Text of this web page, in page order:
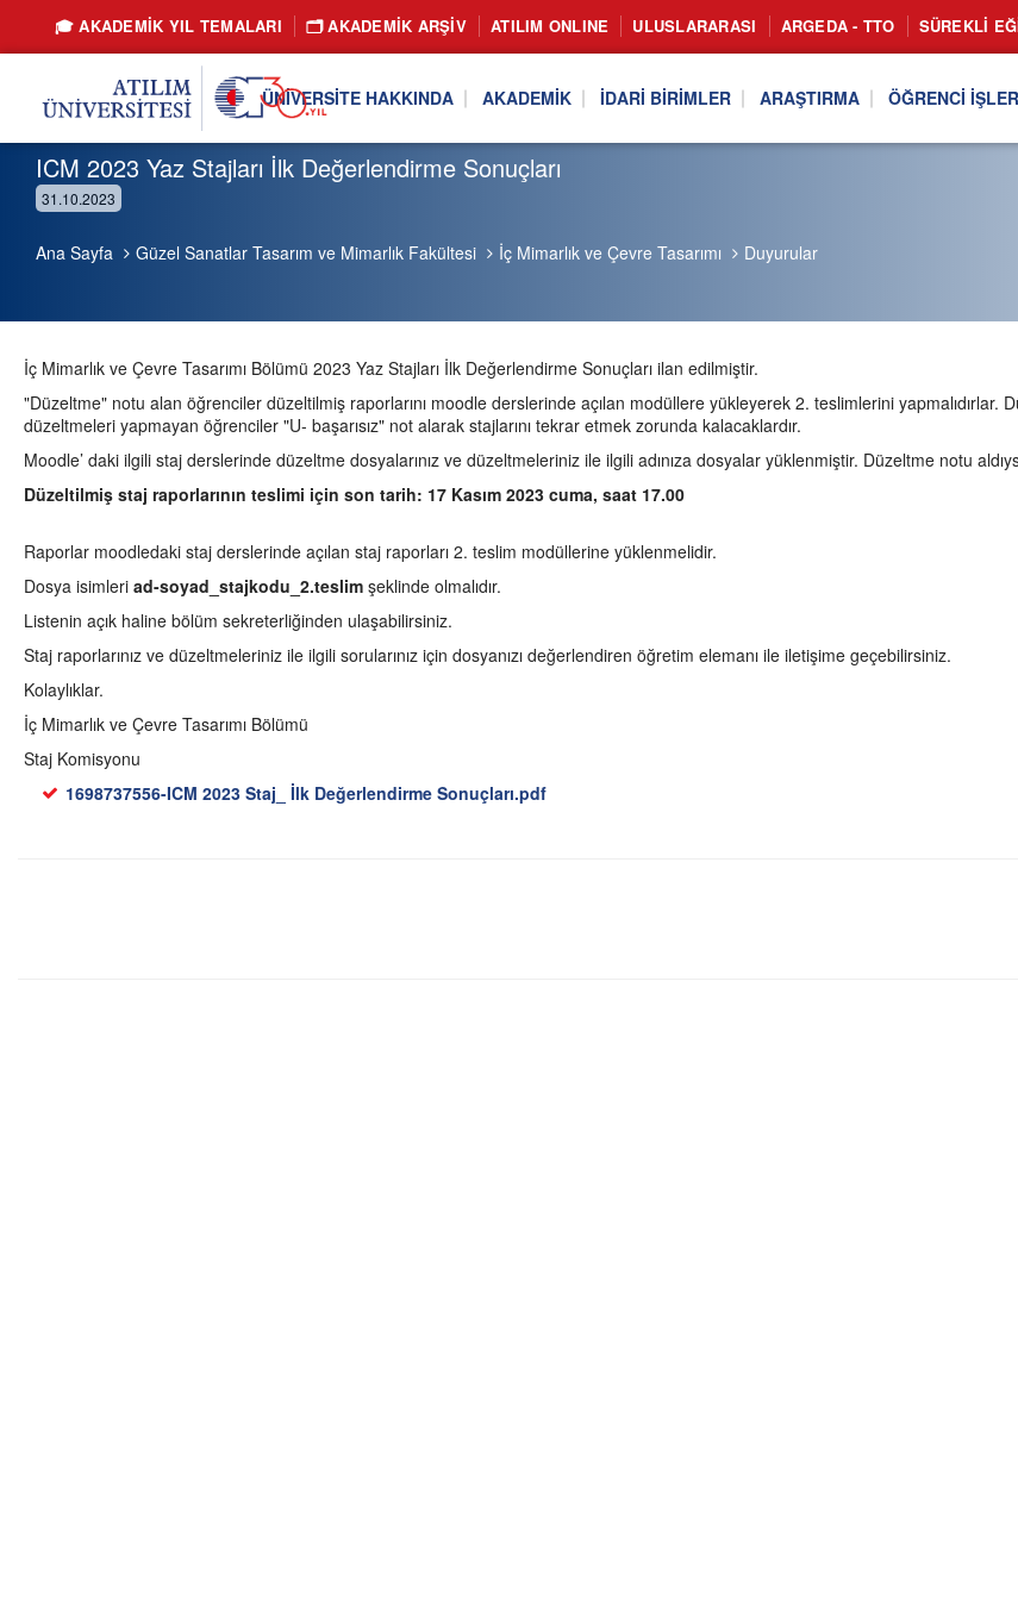
🎓 AKADEMİK YIL TEMALARI 🗂️ AKADEMIK ARŞIV ATILIM ONLINE ULUSLARARASI ARGEDA - TTO SÜREKLI
ÜNIVERSITE HAKKINDA AKADEMIK İDARI BIRIMLER ARAŞTIRMA ÖĞRENCI
ICM 2023 Yaz Stajları İlk Değerlendirme Sonuçları
31.10.2023
Ana Sayfa Güzel Sanatlar Tasarım ve Mimarlık Fakültesi İç Mimarlık ve Çevre Tasarımı Duyurular
İç Mimarlık ve Çevre Tasarımı Bölümü 2023 Yaz Stajları İlk Değerlendirme Sonuçları ilan edilmiştir.
"Düzeltme" notu alan öğrenciler düzeltilmiş raporlarını moodle derslerinde açılan modüllere yükleyerek 2. teslimlerini
düzeltmeleri yapmayan öğrenciler "U- başarısız" not alarak stajlarını tekrar etmek zorunda kalacaklardır.
Moodle’ daki ilgili staj derslerinde düzeltme dosyalarınız ve düzeltmeleriniz ile ilgili adınıza dosyalar yüklenmiştir. Düzeltme notu
Düzeltilmiş staj raporlarının teslimi için son tarih: 17 Kasım 2023 cuma, saat 17.00
Raporlar moodledaki staj derslerinde açılan staj raporları 2. teslim modüllerine yüklenmelidir.
Dosya isimleri ad-soyad_stajkodu_2.teslim şeklinde olmalıdır.
Listenin açık haline bölüm sekreterliğinden ulaşabilirsiniz.
Staj raporlarınız ve düzeltmeleriniz ile ilgili sorularınız için dosyanızı değerlendiren öğretim elemanı ile iletişime geçebilirsiniz.
Kolaylıklar.
İç Mimarlık ve Çevre Tasarımı Bölümü
Staj Komisyonu
1698737556-ICM 2023 Staj_ İlk Değerlendirme Sonuçları.pdf